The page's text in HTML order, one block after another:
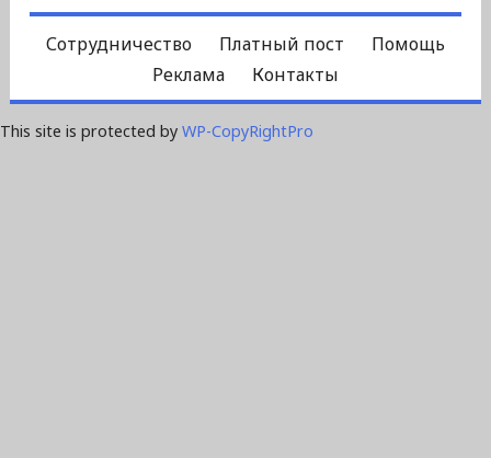
Сотрудничество Платный пост
Помощь
Реклама
Контакты
This site is protected by WP-CopyRightPro